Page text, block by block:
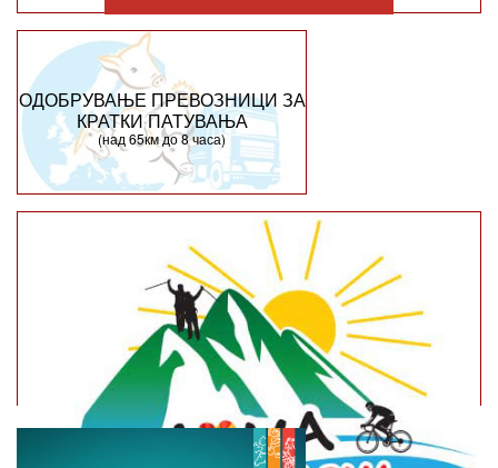
ОДОБРУВАЊЕ ПРЕВОЗНИЦИ ЗА
КРАТКИ ПАТУВАЊА
(над 65км до 8 часа)